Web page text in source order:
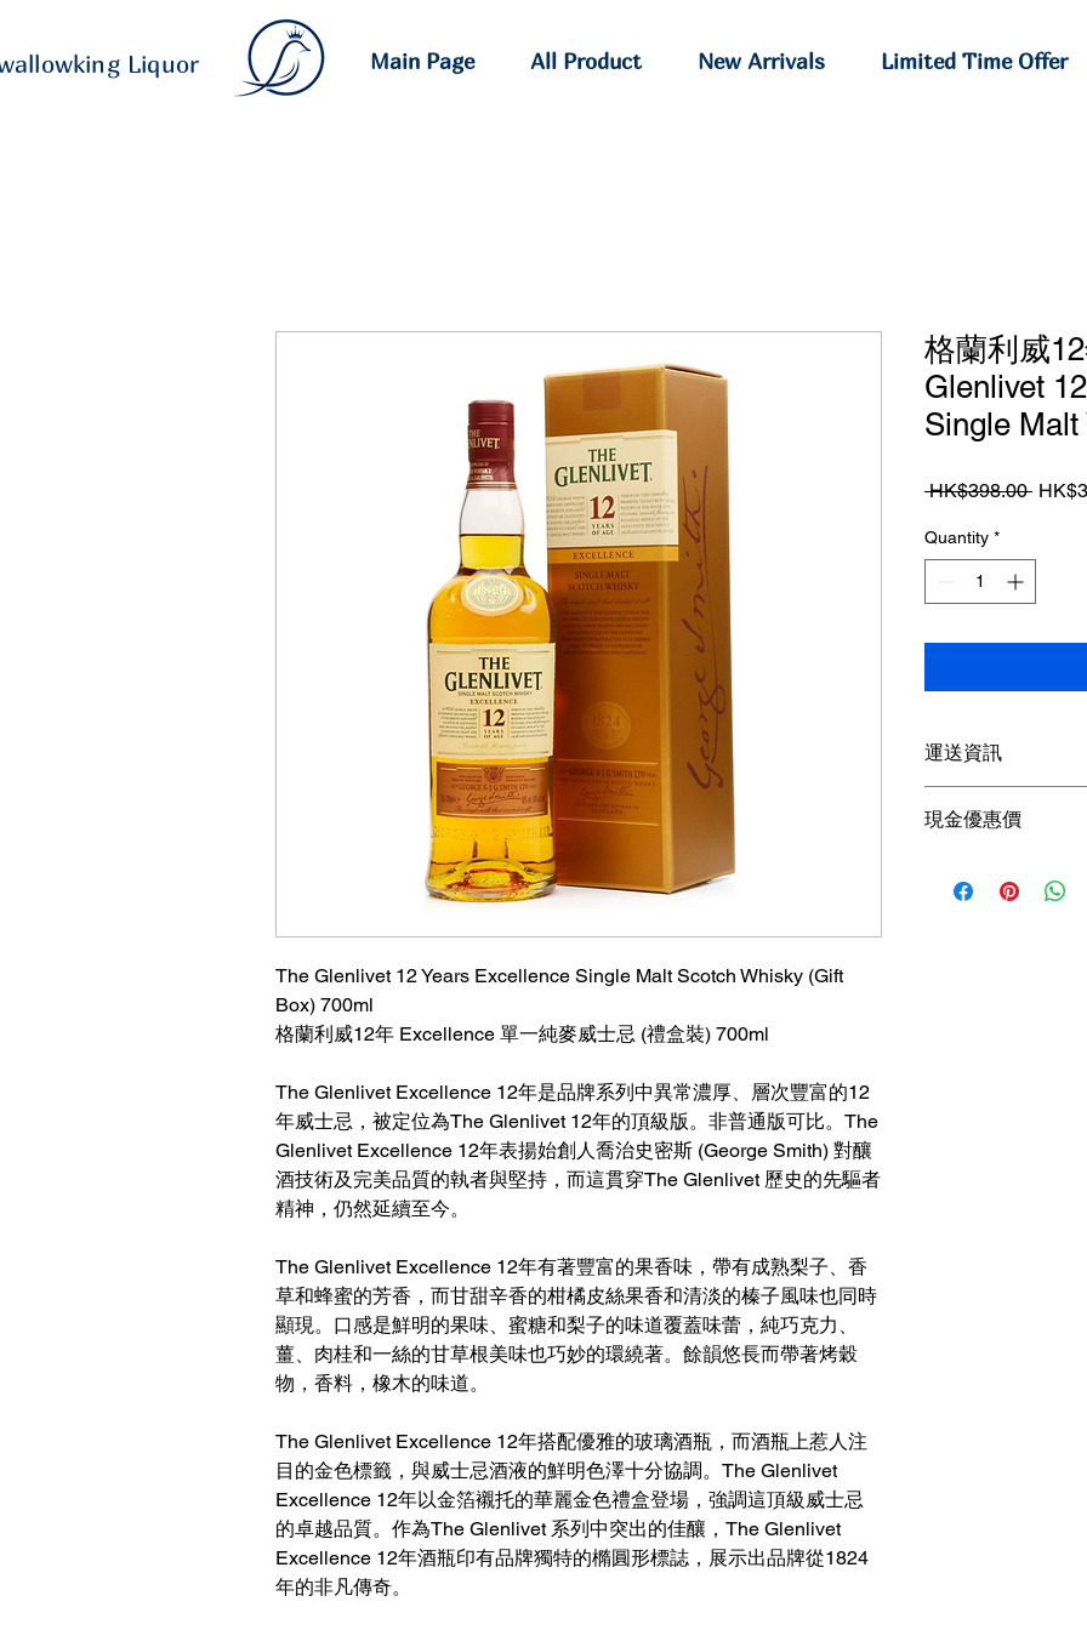
Liquor Main Page All Product New Arrivals Limited Time Offer
The Glenlivet 12 Years Excellence Single Malt Scotch Whisky (Gift
Box) 700ml
格蘭利威12年 Excellence 單一純麥威士忌 (禮盒裝) 700ml
The Glenlivet Excellence 12年是品牌系列中異常濃厚、層次豐富的12
年威士忌，被定位為The Glenlivet 12年的頂級版。非普通版可比。The
Glenlivet Excellence 12年表揚始創人喬治史密斯 (George Smith) 對釀
酒技術及完美品質的執者與堅持，而這貫穿The Glenlivet 歷史的先驅者
精神，仍然延續至今。
The Glenlivet Excellence 12年有著豐富的果香味，帶有成熟梨子、香
草和蜂蜜的芳香，而甘甜辛香的柑橘皮絲果香和清淡的榛子風味也同時
顯現。口感是鮮明的果味、蜜糖和梨子的味道覆蓋味蕾，純巧克力、
薑、肉桂和一絲的甘草根美味也巧妙的環繞著。餘韻悠長而帶著烤穀
物，香料，橡木的味道。
The Glenlivet Excellence 12年搭配優雅的玻璃酒瓶，而酒瓶上惹人注
目的金色標籤，與威士忌酒液的鮮明色澤十分協調。The Glenlivet
Excellence 12年以金箔襯托的華麗金色禮盒登場，強調這頂級威士忌
的卓越品質。作為The Glenlivet 系列中突出的佳釀，The Glenlivet
Excellence 12年酒瓶印有品牌獨特的橢圓形標誌，展示出品牌從1824
年的非凡傳奇。
格蘭利威
Glenlivet
Single
HK$398.00
Quantity *
運送資訊
；港幣1000元以下
現金優惠價